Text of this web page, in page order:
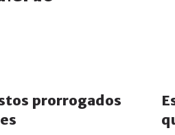
Almaraz?
prorrogados